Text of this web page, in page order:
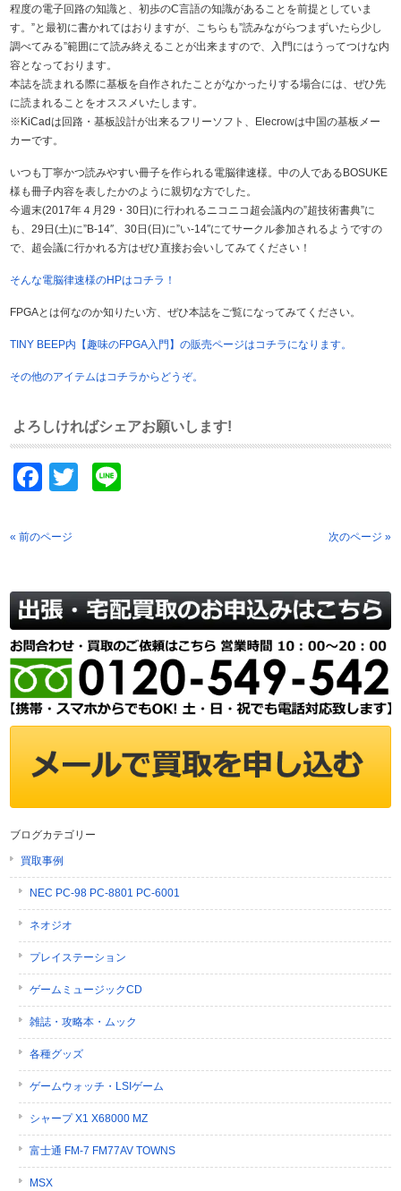
程度の電子回路の知識と、初歩のC言語の知識があることを前提としていま
す。”と最初に書かれてはおりますが、こちらも”読みながらつまずいたら少し
調べてみる”範囲にて読み終えることが出来ますので、入門にはうってつけな内
容となっております。
本誌を読まれる際に基板を自作されたことがなかったりする場合には、ぜひ先
に読まれることをオススメいたします。
※KiCadは回路・基板設計が出来るフリーソフト、Elecrowは中国の基板メー
カーです。
いつも丁寧かつ読みやすい冊子を作られる電脳律速様。中の人であるBOSUKE
様も冊子内容を表したかのように親切な方でした。
今週末(2017年４月29・30日)に行われるニコニコ超会議内の”超技術書典”に
も、29日(土)に”B-14″、30日(日)に”い-14″にてサークル参加されるようですの
で、超会議に行かれる方はぜひ直接お会いしてみてください！
そんな電脳律速様のHPはコチラ！
FPGAとは何なのか知りたい方、ぜひ本誌をご覧になってみてください。
TINY BEEP内【趣味のFPGA入門】の販売ページはコチラになります。
その他のアイテムはコチラからどうぞ。
よろしければシェアお願いします!
Facebook
Twitter
« 前のページ 次のページ »
ブログカテゴリー
買取事例
NEC PC-98 PC-8801 PC-6001
ネオジオ
プレイステーション
ゲームミュージックCD
雑誌・攻略本・ムック
各種グッズ
ゲームウォッチ・LSIゲーム
シャープ X1 X68000 MZ
富士通 FM-7 FM77AV TOWNS
MSX